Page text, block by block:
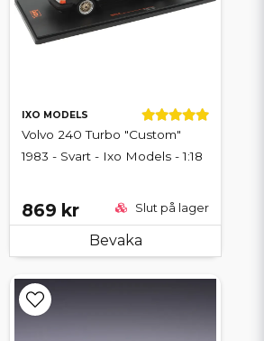
IXO MODELS
Volvo 240 Turbo "Custom"
1983 - Svart - Ixo Models - 1:18
869 kr Slut på lager
Bevaka